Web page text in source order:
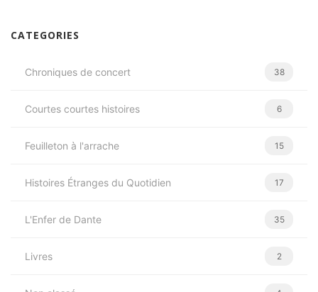
CATEGORIES
Chroniques de concert 38
Courtes courtes histoires 6
Feuilleton à l'arrache 15
Histoires Étranges du Quotidien 17
L'Enfer de Dante 35
Livres 2